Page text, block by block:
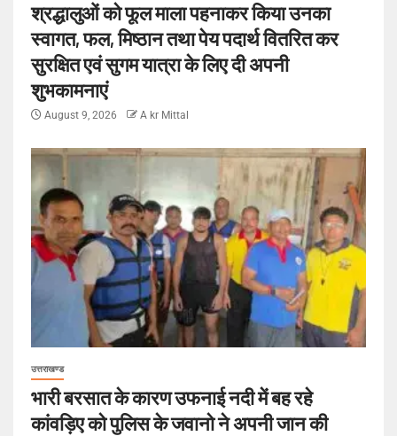
श्रद्धालुओं को फूल माला पहनाकर किया उनका
स्वागत, फल, मिष्ठान तथा पेय पदार्थ वितरित कर
सुरक्षित एवं सुगम यात्रा के लिए दी अपनी
शुभकामनाएं
August 9, 2026 A kr Mittal
उत्तराखण्ड
भारी बरसात के कारण उफनाई नदी में बह रहे
कांवड़िए को पुलिस के जवानो ने अपनी जान की